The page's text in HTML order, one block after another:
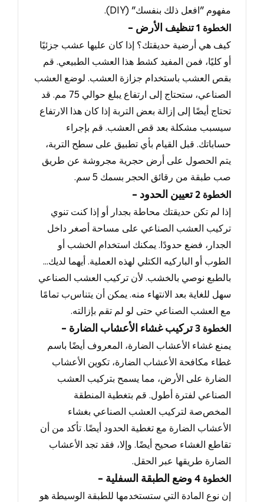
مفهوم " افعل ذلك بنفسك" (DIY).
الخطوة 1 - تنظيف الأرض
كيف هي أرضية حديقتك؟ إذا كان عليها عشب جزئيًا
أو كليًا، فمن المفيد كشط هذا العشب الطبيعي. قم
بقص العشب باستخدام جزازة العشب. لوضع العشب
الصناعي، ستحتاج إلى ارتفاع يبلغ حوالي 75 مم. قد
تحتاج أيضًا إلى إزالة بعض التربة إذا كان هذا الارتفاع
سيسبب مشكلة بعد قص العشب. قم بإجراء
حساباتك. قبل القيام بأي تطبيق على سطح التربة،
يتم الحصول على أرض حجرية مجروشة عن طريق
صب طبقة من رقائق الحجر بسمك 5
سم.
الخطوة 2 - تعيين الحدود
إذا لم تكن حديقتك محاطة بجدار أو إذا كنت تنوي
تركيب العشب الصناعي على مساحة أصغر داخل
الجدار، فضع حدودًا. يمكنك استخدام الخشب أو
الطوب أو الباركيه الكتلي لهذه العملية. أيهما لديك...
بالطبع نوصي بالخشب. لأن تركيب العشب الصناعي
سهل للغاية بعد الانتهاء منه. يمكن أن يتناسب تمامًا
مع العشب الصناعي حتى لو لم تقم بإزالته.
الخطوة 3 - تركيب غشاء الأعشاب الضارة
يمنع غشاء الأعشاب الضارة، المعروف أيضًا باسم
غطاء مكافحة الأعشاب الضارة، تكوين الأعشاب
الضارة على الأرض، مما يسمح بتركيب العشب
الصناعي لفترة أطول. قم بتغطية المنطقة
المخصصة لتركيب العشب الصناعي بغشاء
الأعشاب الضارة مع تغطية الحدود أيضًا. تأكد من أن
تقاطع الغشاء صحيح أيضًا. وإلا، فقد تجد الأعشاب
الضارة طريقها عبر الحقل.
الخطوة 4 - وضع الطبقة السفلية
إن نوع المادة التي ستستخدمها للطبقة الوسيطة هو